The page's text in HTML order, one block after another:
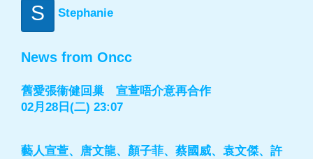
S Stephanie
News from Oncc
舊愛張衞健回巢 宣萱唔介意再合作
02月28日(二) 23:07
藝人宣萱、唐文龍、顏子菲、蔡國威、袁文傑、許